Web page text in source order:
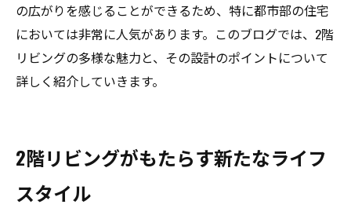
の広がりを感じることができるため、特に都市部の住宅
においては非常に人気があります。このブログでは、2階
リビングの多様な魅力と、その設計のポイントについて
詳しく紹介していきます。
2階リビングがもたらす新たなライフ
スタイル